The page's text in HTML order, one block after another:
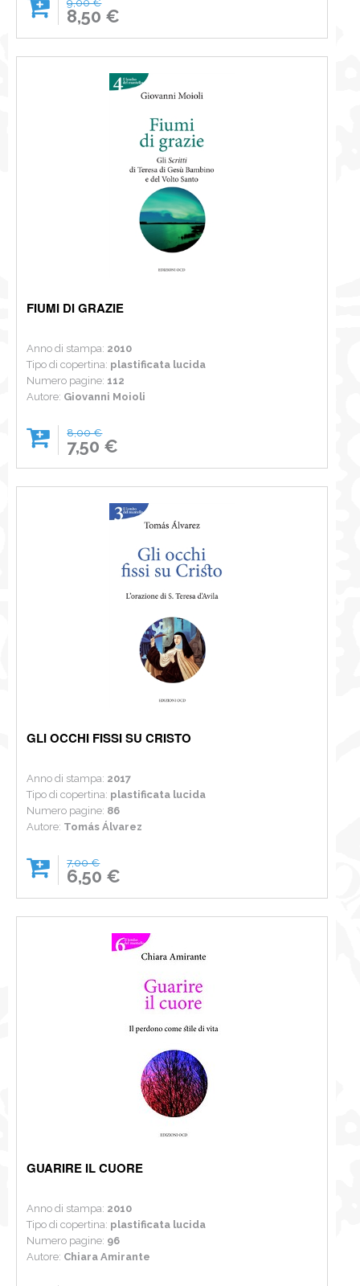
9,00 €
8,50 €
FIUMI DI GRAZIE
Anno di stampa: 2010
Tipo di copertina: plastificata lucida
Numero pagine: 112
Autore: Giovanni Moioli
8,00 €
7,50 €
GLI OCCHI FISSI SU CRISTO
Anno di stampa: 2017
Tipo di copertina: plastificata lucida
Numero pagine: 86
Autore: Tomás Álvarez
7,00 €
6,50 €
GUARIRE IL CUORE
Anno di stampa: 2010
Tipo di copertina: plastificata lucida
Numero pagine: 96
Autore: Chiara Amirante